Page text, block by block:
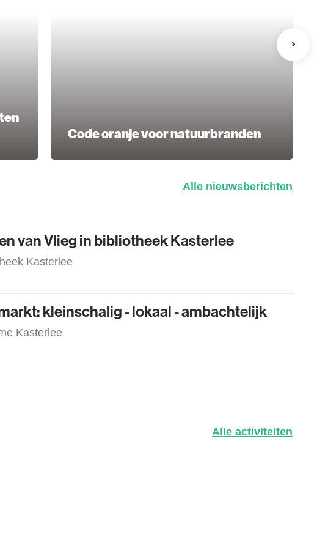
Code oranje voor natuurbranden
Rechts
Alle nieuwsberichten
van Vlieg in bibliotheek Kasterlee
van Vlieg in bibliotheek Kasterlee
Kasterlee
kleinschalig - lokaal - ambachtelijk
kleinschalig - lokaal - ambachtelijk
Kasterlee
Alle activiteiten